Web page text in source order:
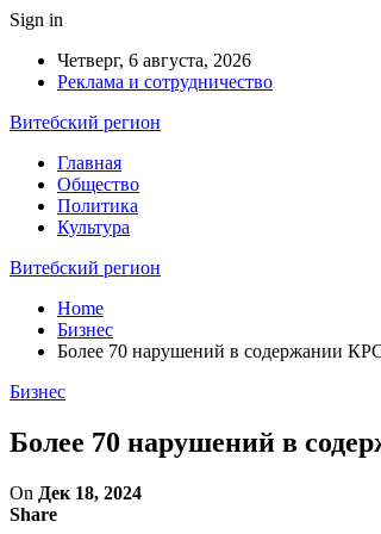
Sign in
Четверг, 6 августа, 2026
Реклама и сотрудничество
Витебский регион
Главная
Общество
Политика
Культура
Витебский регион
Home
Бизнес
Более 70 нарушений в содержании
Бизнес
Более 70 нарушений в
On Дек 18, 2024
Share